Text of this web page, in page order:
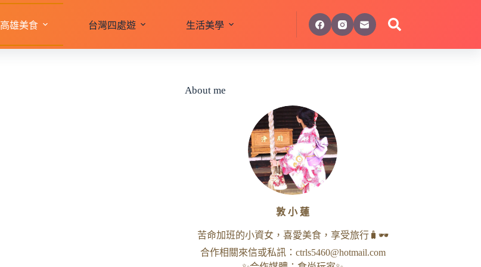
高雄美食 台灣四處遊 生活美學
About me
敦 小 蓮
苦命加班的小資女，喜愛美食，享受旅行🧳🕶
合作相關來信或私訊： ctrls5460@hotmail.com